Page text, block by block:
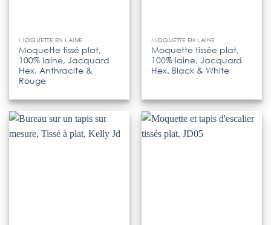
MOQUETTE EN LAINE
Moquette tissé plat,
100% laine, Jacquard
Hex. Anthracite &
Rouge
MOQUETTE EN LAINE
Moquette tissée plat,
100% laine, Jacquard
Hex. Black & White